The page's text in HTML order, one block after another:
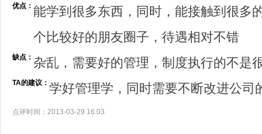
优点： 能学到很多东西，同时，能接触到很多
个比较好的朋友圈子，待遇相对不错
缺点： 杂乱，需要好的管理，制度执行的不是
TA的建议： 学好管理学，同时需要不断改进公司
点评时间：2013-03-29 16:03